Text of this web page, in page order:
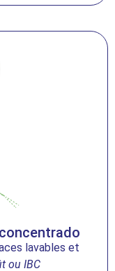
lavables et
ou IBC